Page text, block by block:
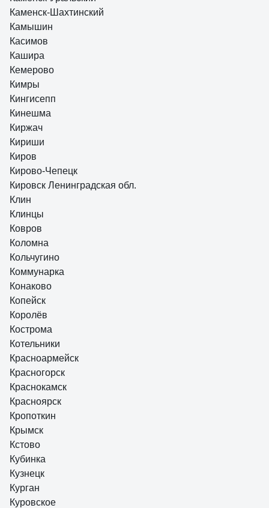
Каменск-Шахтинский
Камышин
Касимов
Кашира
Кемерово
Кимры
Кингисепп
Кинешма
Киржач
Кириши
Киров
Кирово-Чепецк
Кировск Ленинградская обл.
Клин
Клинцы
Ковров
Коломна
Кольчугино
Коммунарка
Конаково
Копейск
Королёв
Кострома
Котельники
Красноармейск
Красногорск
Краснокамск
Красноярск
Кропоткин
Крымск
Кстово
Кубинка
Кузнецк
Курган
Куровское